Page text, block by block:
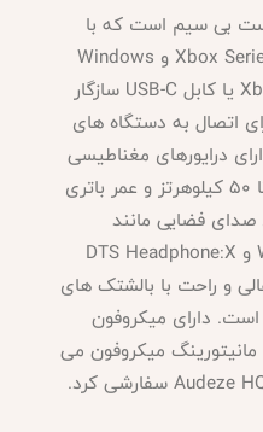
بی سیم است که با
دستگاه های Xbox Series X/S، Xbox One و Windows
10/11 از طریق رادیو Xbox Wireless یا کابل USB-C سازگار
همچنین از بلوتوث 5.0 برای اتصال به دستگاه های
درایورهای مغناطیسی
مسطح، پاسخ فرکانسی 10 هرتز تا 50 کیلوهرتز و عمر باتری
صدای فضایی مانند
Windows Sonic، Dolby Atmos و DTS Headphone:X
و راحت با بالشتک های
دارای میکروفون
میکروفون می